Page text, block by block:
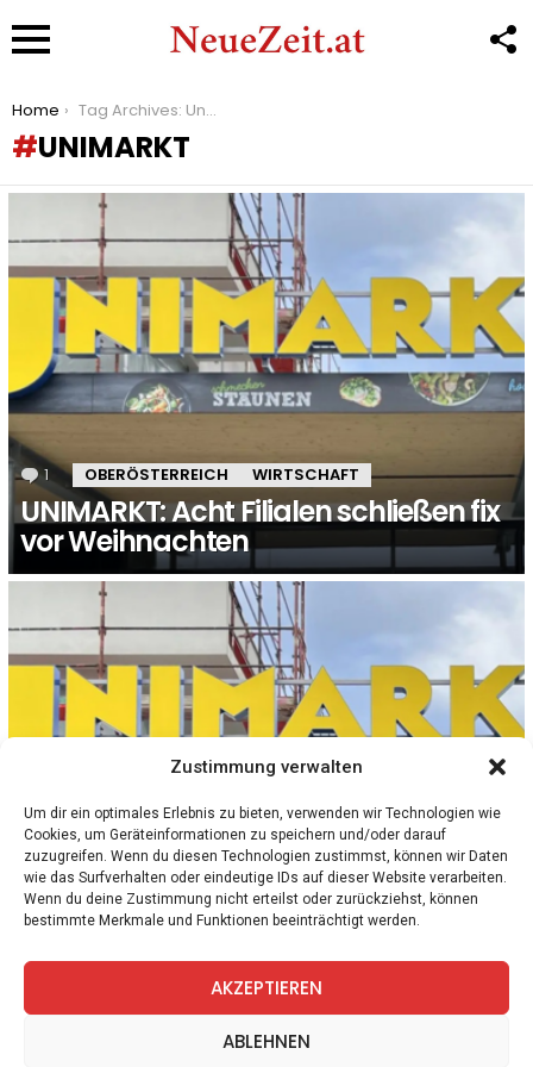
Zustimmung verwalten
Um dir ein optimales Erlebnis zu bieten, verwenden wir Technologien wie
Cookies, um Geräteinformationen zu speichern und/oder darauf
zuzugreifen. Wenn du diesen Technologien zustimmst, können wir Daten
wie das Surfverhalten oder eindeutige IDs auf dieser Website verarbeiten.
Wenn du deine Zustimmung nicht erteilst oder zurückziehst, können
bestimmte Merkmale und Funktionen beeinträchtigt werden.
AKZEPTIEREN
ABLEHNEN
You are here:
Home Tag Archives: Unimarkt
UNIMARKT
STORIES
1 Kommentar
OBERÖSTERREICH WIRTSCHAFT
UNIMARKT: Acht Filialen schließen fix
vor Weihnachten
2 Kommentare
OBERÖSTERREICH WIRTSCHAFT
Schluss für UNIMARKT: Das müssen
Angestellte jetzt wissen.
twitter